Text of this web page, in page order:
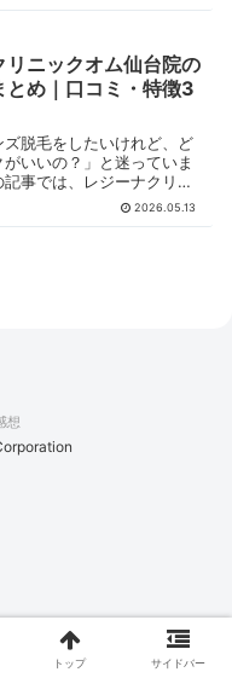
ださい。
リニックオム仙台院の
とめ｜口コミ・特徴3
ズ脱毛をしたいけれど、ど
いいの？」と迷っていま
事では、レジーナクリニ
院の基本情報や口コミ、通
おきたい特徴をまとめまし
2026.05.13
トップ サイドバー
想